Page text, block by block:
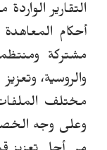
التقارير الواردة
أحكام
مشتركة
والروسية،
مختلف
وعلى وجه